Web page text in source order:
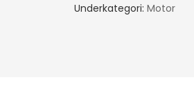
Underkategori: Motor